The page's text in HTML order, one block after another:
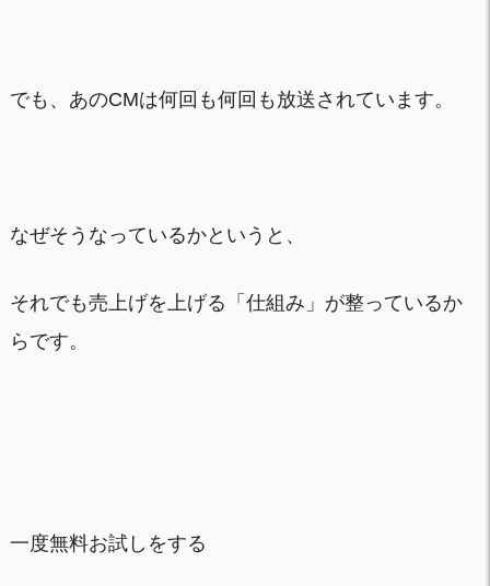
でも、あのCMは何回も何回も放送されています。
なぜそうなっているかというと、
それでも売上げを上げる「仕組み」が整っているか
らです。
一度無料お試しをする